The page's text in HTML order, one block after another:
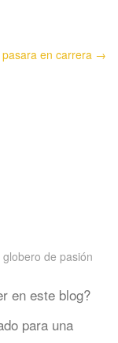
pasara en carrera →
de pasión
en este blog?
para una